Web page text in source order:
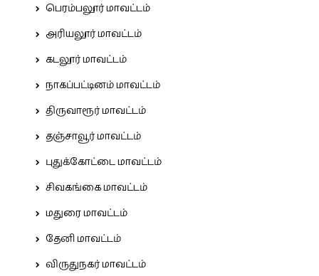
பெரம்பலூர் மாவட்டம்
அரியலூர் மாவட்டம்
கடலூர் மாவட்டம்
நாகப்பட்டினம் மாவட்டம்
திருவாரூர் மாவட்டம்
தஞ்சாவூர் மாவட்டம்
புதுக்கோட்டை மாவட்டம்
சிவகங்கை மாவட்டம்
மதுரை மாவட்டம்
தேனி மாவட்டம்
விருதுநகர் மாவட்டம்